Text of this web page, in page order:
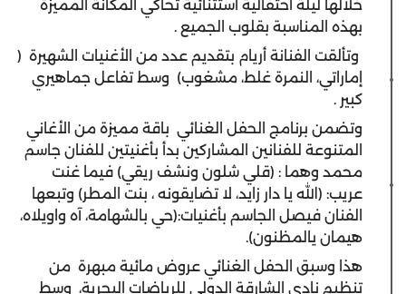
خلالها ليلة احتفالية استثنائية تحاكي المكانة المميزة
بهذه المناسبة بقلوب الجميع .
وتألقت الفنانة أريام بتقديم عدد من الأغنيات الشهيرة (
إماراتي، النمرة غلط، مشغوب) وسط تفاعل جماهيري
كبير .
وتضمن برنامج الحفل الغنائي باقة مميزة من الأغاني
المتنوعة للفنانين المشاركين بدأ بأغنيتين للفنان جاسم
محمد وهما : (قلي شلون ونشف ريقي) فيما غنت
عريب: (الله يا دار زايد، لا تضايقونه ، بنت المطر) وتبعها
الفنان فيصل الجاسم بأغنيات:(حي بالشهامة، آه واويلاه،
هيمان يالمظنون).
هذا وسبق الحفل الغنائي عروض مائية مبهرة من
تنظيم نادي الشارقة الدولي للرياضات البحرية، وسط